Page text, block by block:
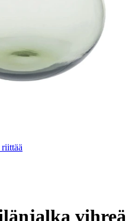
riittää
vihreä